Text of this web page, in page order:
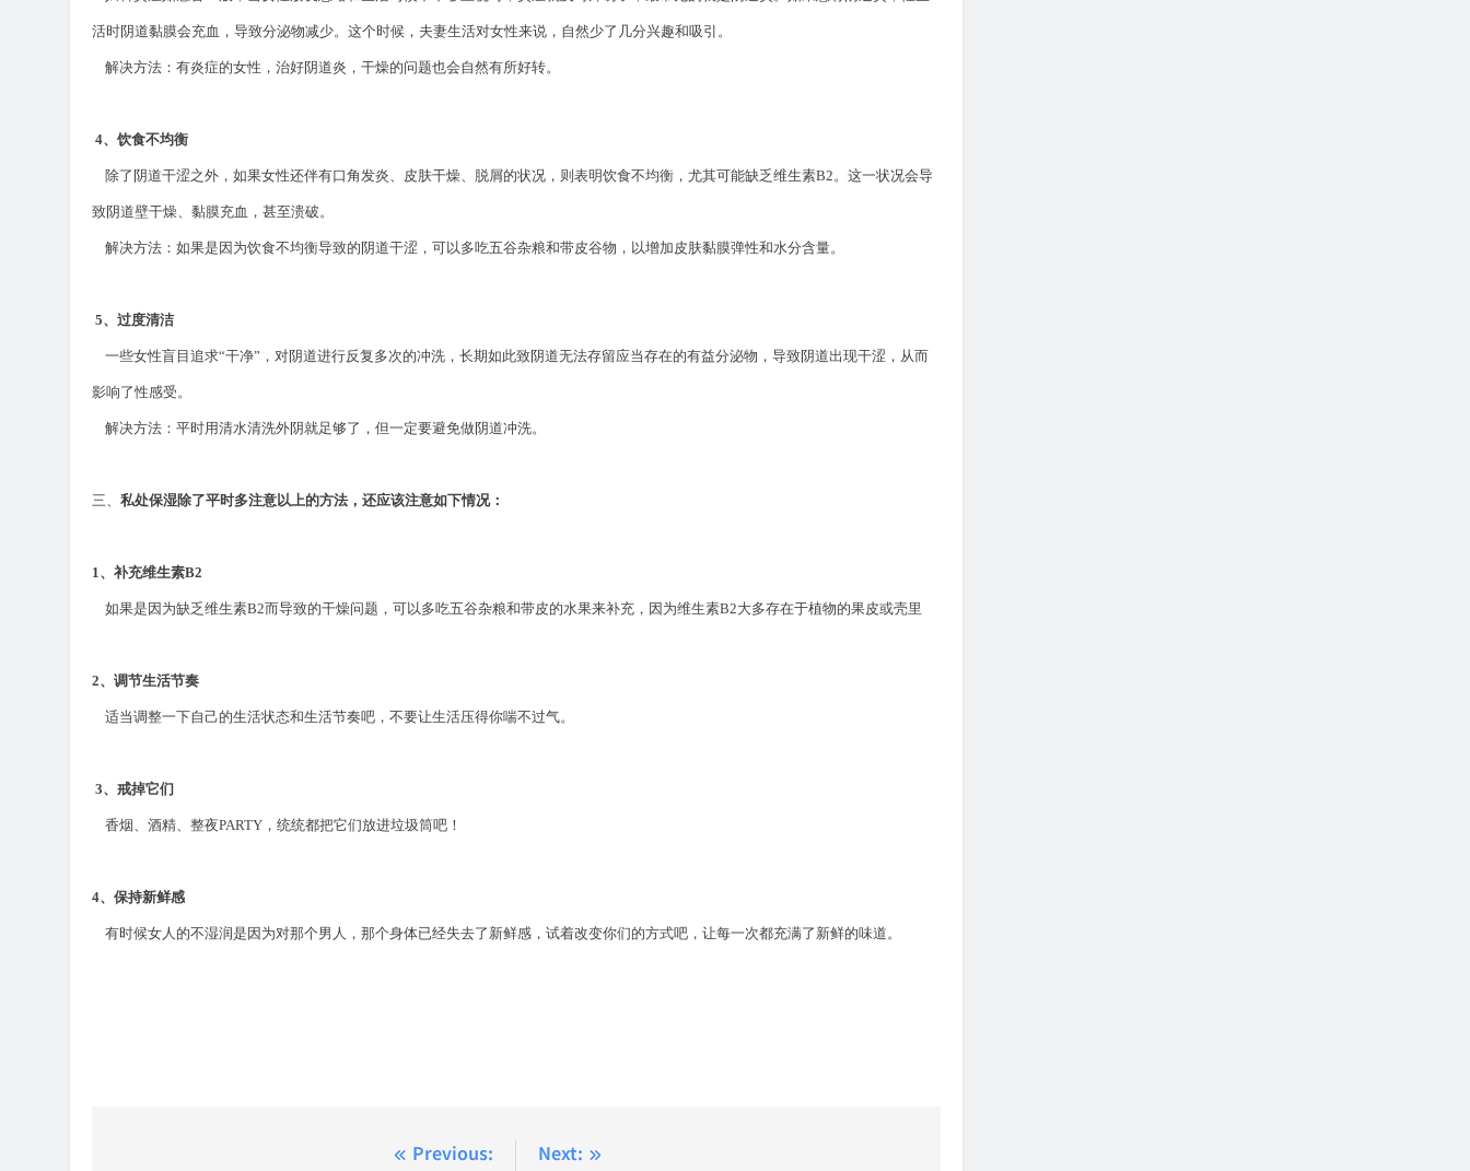
活时阴道黏膜会充血，导致分泌物减少。这个时候，夫妻生活对女性来说，自然少了几分兴趣和吸引。
解决方法：有炎症的女性，治好阴道炎，干燥的问题也会自然有所好转。
4、饮食不均衡
除了阴道干涩之外，如果女性还伴有口角发炎、皮肤干燥、脱屑的状况，则表明饮食不均衡，尤其可能缺乏维生素B2。这一状况会导
致阴道壁干燥、黏膜充血，甚至溃破。
解决方法：如果是因为饮食不均衡导致的阴道干涩，可以多吃五谷杂粮和带皮谷物，以增加皮肤黏膜弹性和水分含量。
5、过度清洁
一些女性盲目追求“干净” ，对阴道进行反复多次的冲洗，长期如此致阴道无法存留应当存在的有益分泌物，导致阴道出现干涩，从而
影响了性感受。
解决方法：平时用清水清洗外阴就足够了，但一定要避免做阴道冲洗。
三、 私处保湿除了平时多注意以上的方法，还应该注意如下情况：
1、补充维生素B2
如果是因为缺乏维生素B2而导致的干燥问题，可以多吃五谷杂粮和带皮的水果来补充，因为维生素B2大多存在于植物的果皮或壳里
2、调节生活节奏
适当调整一下自己的生活状态和生活节奏吧，不要让生活压得你喘不过气。
3、戒掉它们
香烟、酒精、整夜PARTY ，统统都把它们放进垃圾筒吧！
4、保持新鲜感
有时候女人的不湿润是因为对那个男人，那个身体已经失去了新鲜感，试着改变你们的方式吧，让每一次都充满了新鲜的味道。
Previous: Next: